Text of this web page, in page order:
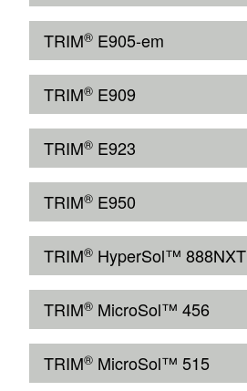
TRIM® E905-em
TRIM® E909
TRIM® E923
TRIM® E950
TRIM® HyperSol™ 888NXT
TRIM® MicroSol™ 456
TRIM® MicroSol™ 515